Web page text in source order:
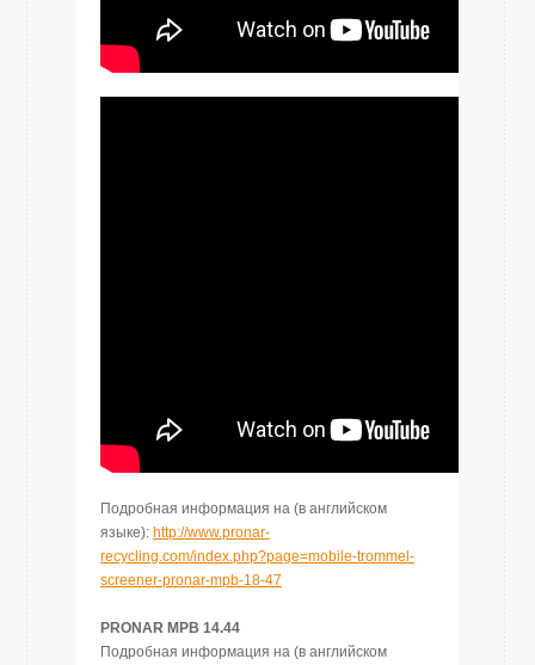
Подробная информация на (в английском
языке): http://www.pronar-
recycling.com/index.php?page=mobile-trommel-
screener-pronar-mpb-18-47
PRONAR MPB 14.44
Подробная информация на (в английском